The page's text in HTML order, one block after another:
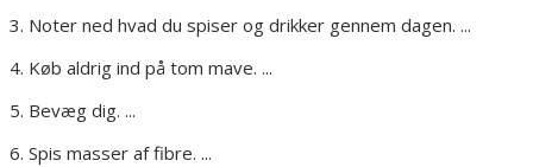
Noter ned hvad du spiser og drikker gennem dagen. ...
Køb aldrig ind på tom mave. ...
Bevæg dig. ...
Spis masser af fibre. ...